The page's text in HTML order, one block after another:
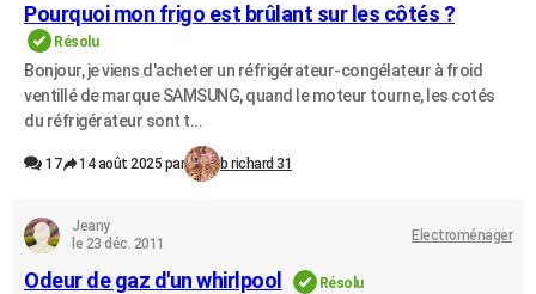
Pourquoi mon frigo est brûlant sur les côtés ?
Résolu
Bonjour, je viens d'acheter un réfrigérateur-congélateur à froid
ventillé de marque SAMSUNG, quand le moteur tourne, les cotés
du réfrigérateur sont t...
17 14 août 2025 par b richard 31
Jeany
le 23 déc. 2011
Electroménager
Odeur de gaz d'un whirlpool Résolu